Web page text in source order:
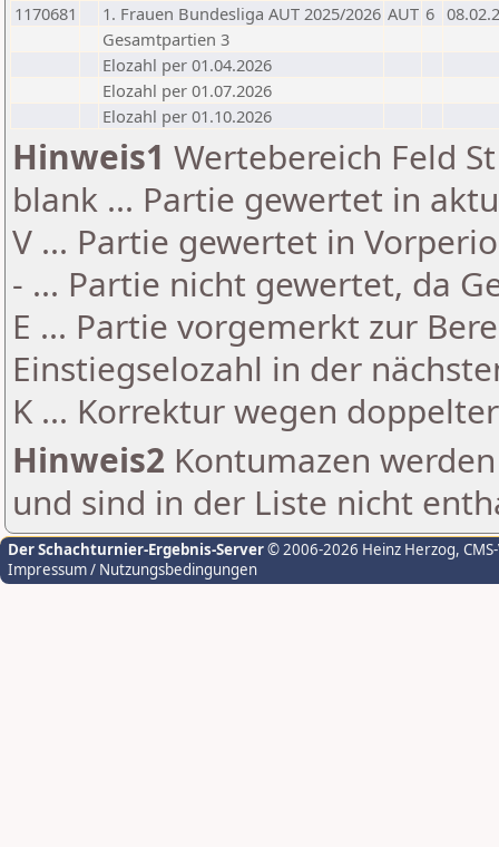
1170681
1. Frauen Bundesliga AUT 2025/2026 AUT 6
Gesamtpartien 3
Elozahl per 01.04.2026
Elozahl per 01.07.2026
Elozahl per 01.10.2026
Hinweis1 Wertebereich Feld
blank ... Partie gewertet in
V ... Partie gewertet in
- ... Partie nicht gewertet, da
E ... Partie vorgemerkt zur
Einstiegselozahl in der
K ... Korrektur wegen
Hinweis2 Kontumazen
und sind in der Liste nicht
Der Schachturnier-Ergebnis-Server© 2006-2026 Heinz Herzog,
Impressum / Nutzungsbedingungen